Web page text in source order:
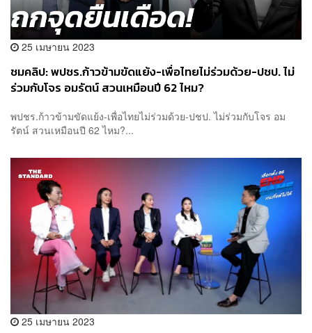
25 เมษายน 2023
ชมคลิป: พปชร.ก้าวข้ามขัดแย้ง-เพื่อไทยไม่ร่วมด้วย-ปชป. ไม่
ร่วมกับโจร อมรัตน์ สวนเหมือนปี 62 ไหม?
พปชร.ก้าวข้ามขัดแย้ง-เพื่อไทยไม่ร่วมด้วย-ปชป. ไม่ร่วมกับโจร อม
รัตน์ สวนเหมือนปี 62 ไหม?...
25 เมษายน 2023